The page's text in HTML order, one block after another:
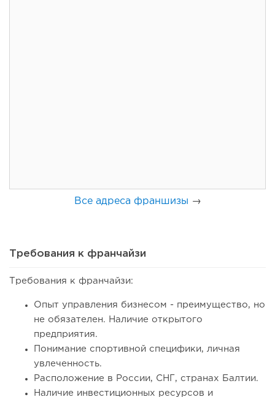
67 0
миллиарды:...
Все адреса франшизы →
Требования к франчайзи
Требования к франчайзи:
Опыт управления бизнесом - преимущество, но
не обязателен. Наличие открытого
предприятия.
Понимание спортивной специфики, личная
увлеченность.
Расположение в России, СНГ, странах Балтии.
Наличие инвестиционных ресурсов и